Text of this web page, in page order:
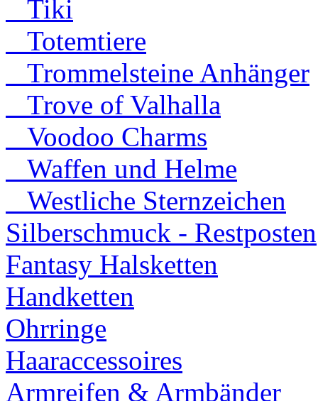
Tiki
Totemtiere
Trommelsteine Anhänger
Trove of Valhalla
Voodoo Charms
Waffen und Helme
Westliche Sternzeichen
Silberschmuck - Restposten
Fantasy Halsketten
Handketten
Ohrringe
Haaraccessoires
Armreifen & Armbänder